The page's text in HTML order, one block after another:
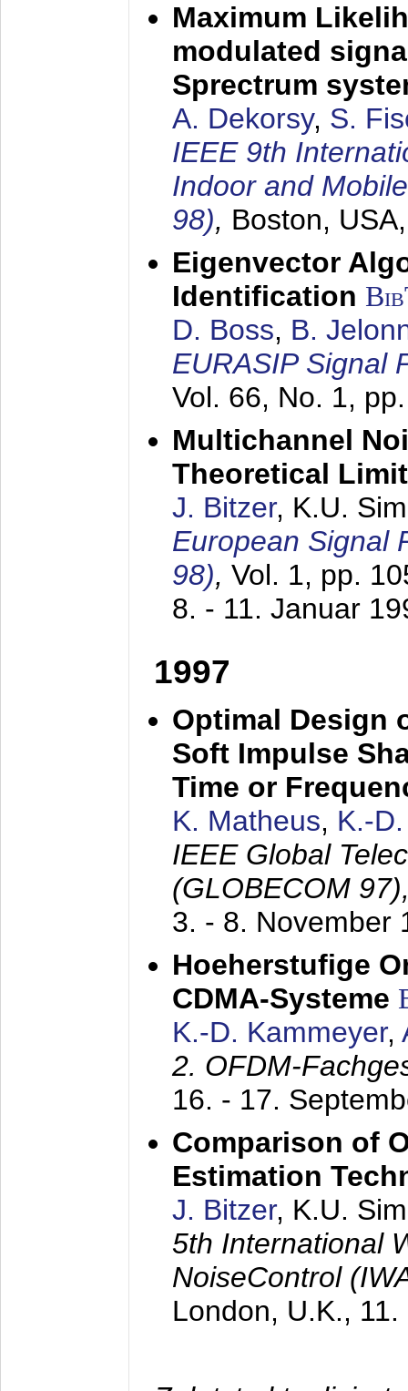
Maximum
modulated
Sprectrum
A. Dekorsy, S.
IEEE 9th
Indoor and
98), Boston,
Eigenvector
Identification
D. Boss, B.
EURASIP Signal
Vol. 66, No. 1,
Multichannel
Theoretical
J. Bitzer, K.U.
European Signal
98), Vol. 1, pp.
8. - 11. Januar
1997
Optimal Design
Soft Impulse
Time or
K. Matheus, K.-
IEEE Global
(GLOBECOM
3. - 8. November
Hoeherstufige
CDMA-Systeme
K.-D. Kammeyer,
2. OFDM-
16. - 17.
Comparison of
Estimation
J. Bitzer, K.U.
5th International
NoiseControl
London, U.K.,